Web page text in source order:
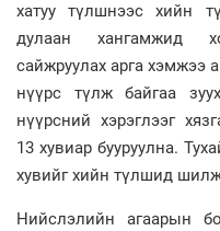
хатуу түлшнээс хийн
дулаан хангамжид
сайжруулах арга хэмжээ
нүүрс түлж байгаа
нүүрсний хэрэглээг
13 хувиар бууруулна.
хувийг хийн түлшид
Нийслэлийн агаарын